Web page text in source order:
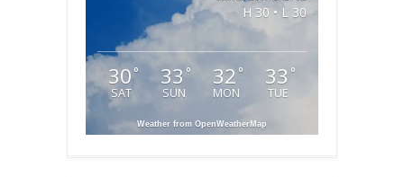
H 30 • L 30
30 °
SAT
33 °
SUN
32 °
MON
33 °
TUE
Weather from OpenWeatherMap